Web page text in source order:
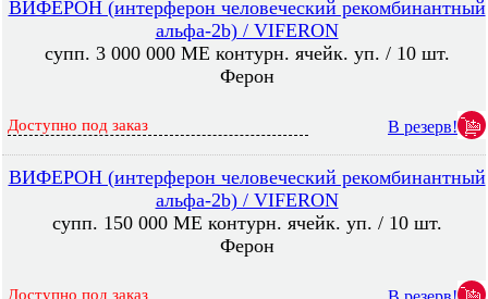
ВИФЕРОН (интерферон человеческий рекомбинантный
альфа-2b) / VIFERON
супп. 3 000 000 МЕ контурн. ячейк. уп. / 10 шт.
Ферон
Доступно под заказ В резерв!
ВИФЕРОН (интерферон человеческий рекомбинантный
альфа-2b) / VIFERON
супп. 150 000 МЕ контурн. ячейк. уп. / 10 шт.
Ферон
Доступно под заказ